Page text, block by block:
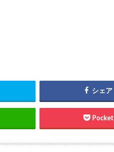
シェア
Pocket